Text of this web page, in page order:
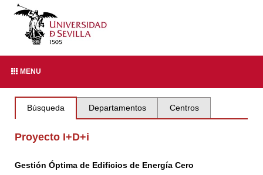
MENU
Búsqueda Departamentos Centros
Proyecto I+D+i
Gestión Óptima de Edificios de Energía Cero